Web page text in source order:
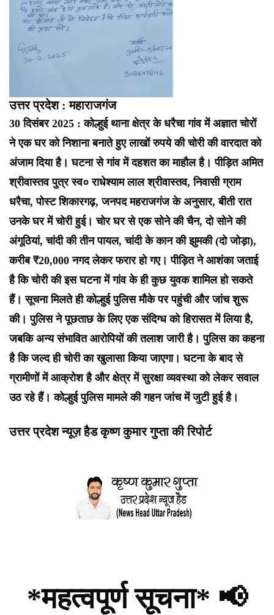
उत्तर प्रदेश : महाराजगंज
30 दिसंबर 2025 : कोल्हुई थाना क्षेत्र के धरैचा गांव में अज्ञात चोरों
ने एक घर को निशाना बनाते हुए लाखों रुपये की चोरी की वारदात को
अंजाम दिया है। घटना से गांव में दहशत का माहौल है। पीड़ित अमित
श्रीवास्तव पुत्र स्व० राधेश्याम लाल श्रीवास्तव, निवासी ग्राम
धरैचा, पोस्ट शिकारगढ़, जनपद महराजगंज के अनुसार, बीती रात
उनके घर में चोरी हुई। चोर घर से एक सोने की चैन, दो सोने की
अंगूठियां, चांदी की तीन पायल, चांदी के कान की झुमकी (दो जोड़ा),
करीब ₹20,000 नगद लेकर फरार हो गए। पीड़ित ने आशंका जताई
है कि चोरी की इस घटना में गांव के ही कुछ युवक शामिल हो सकते
हैं। सूचना मिलते ही कोल्हुई पुलिस मौके पर पहुंची और जांच शुरू
की। पुलिस ने पूछताछ के लिए एक संदिग्ध को हिरासत में लिया है,
जबकि अन्य संभावित आरोपियों की तलाश जारी है। पुलिस का कहना
है कि जल्द ही चोरी का खुलासा किया जाएगा। घटना के बाद से
ग्रामीणों में आक्रोश है और क्षेत्र में सुरक्षा व्यवस्था को लेकर सवाल
उठ रहे हैं। कोल्हुई पुलिस मामले की गहन जांच में जुटी हुई है।
उत्तर प्रदेश न्यूज़ हैड कृष्ण कुमार गुप्ता की रिपोर्ट
*महत्वपूर्ण सूचना* 📢